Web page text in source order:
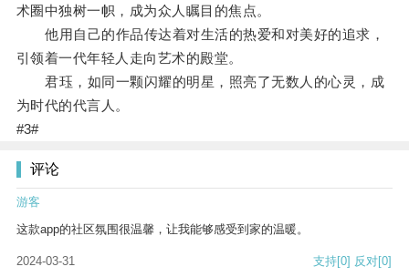
术圈中独树一帜，成为众人瞩目的焦点。
他用自己的作品传达着对生活的热爱和对美好的追求，
引领着一代年轻人走向艺术的殿堂。
君珏，如同一颗闪耀的明星，照亮了无数人的心灵，成
为时代的代言人。
#3#
评论
游客
这款app的社区氛围很温馨，让我能够感受到家的温暖。
2024-03-31 支持[0] 反对[0]